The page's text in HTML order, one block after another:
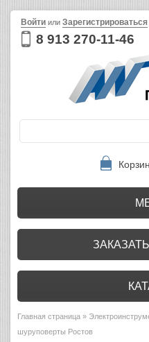
8 913 270-11-46
Войти или Зарегистрироваться
Главная страница »
шуруповерты Ростов